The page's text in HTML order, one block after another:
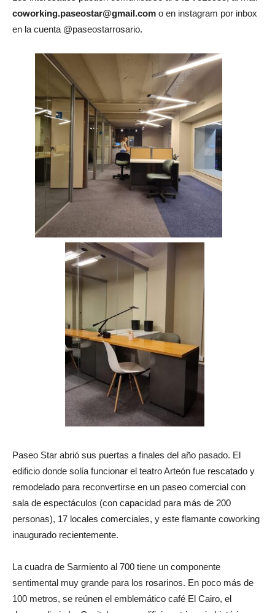
coworking.paseostar@gmail.com o en instagram por inbox
en la cuenta @paseostarrosario.
Paseo Star abrió sus puertas a finales del año pasado. El
edificio donde solía funcionar el teatro Arteón fue rescatado y
remodelado para reconvertirse en un paseo comercial con
sala de espectáculos (con capacidad para más de 200
personas), 17 locales comerciales, y este flamante coworking
inaugurado recientemente.
La cuadra de Sarmiento al 700 tiene un componente
sentimental muy grande para los rosarinos. En poco más de
100 metros, se reúnen el emblemático café El Cairo, el